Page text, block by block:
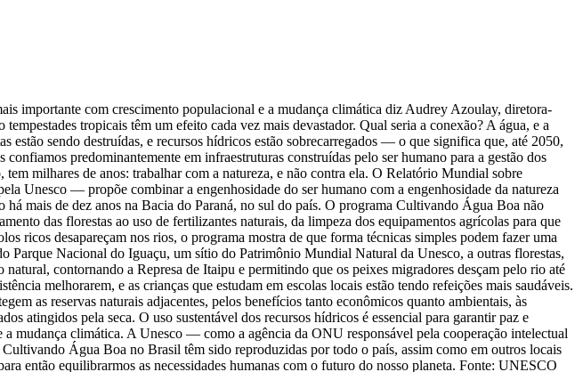
importante com crescimento populacional e a mudança climática diz Audrey Azoulay, diretora-
tropicais têm um efeito cada vez mais devastador. Qual seria a conexão? A água, e a
estão sendo destruídas, e recursos hídricos estão sobrecarregados — o que significa que, até 2050,
predominantemente em infraestruturas construídas pelo ser humano para a gestão dos
milhares de anos: trabalhar com a natureza, e não contra ela. O Relatório Mundial sobre
— propõe combinar a engenhosidade do ser humano com a engenhosidade da natureza
mais de dez anos na Bacia do Paraná, no sul do país. O programa Cultivando Água Boa não
das florestas ao uso de fertilizantes naturais, da limpeza dos equipamentos agrícolas para que
ricos desapareçam nos rios, o programa mostra de que forma técnicas simples podem fazer uma
Parque Nacional do Iguaçu, um sítio do Patrimônio Mundial Natural da Unesco, a outras florestas,
contornando a Represa de Itaipu e permitindo que os peixes migradores desçam pelo rio até
melhorarem, e as crianças que estudam em escolas locais estão tendo refeições mais saudáveis.
as reservas naturais adjacentes, pelos benefícios tanto econômicos quanto ambientais, às
atingidos pela seca. O uso sustentável dos recursos hídricos é essencial para garantir paz e
mudança climática. A Unesco — como a agência da ONU responsável pela cooperação intelectual
Água Boa no Brasil têm sido reproduzidas por todo o país, assim como em outros locais
então equilibrarmos as necessidades humanas com o futuro do nosso planeta. Fonte: UNESCO